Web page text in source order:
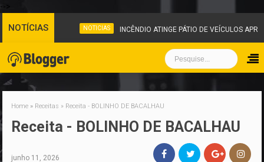
-->
NOTÍCIAS NOTICIAS INCÊNDIO ATINGE PÁTIO DE VEÍCULOS
Home » Receitas » Receita - BOLINHO DE BACALHAU
Receita - BOLINHO DE BACALHAU
junho 11, 2026